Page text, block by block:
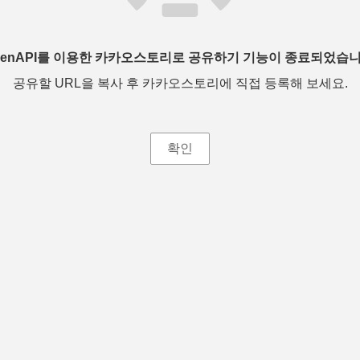
를 이용한 카카오스토리로 공유하기 기능이 종료되었습
공유할 URL을 복사 후 카카오스토리에 직접 등록해 보세요.
확인